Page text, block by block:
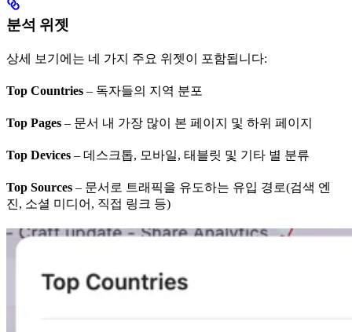
분석 위젯
상세 보기에는 네 가지 주요 위젯이 포함됩니다:
Top Countries – 독자들의 지역 분포
Top Pages – 문서 내 가장 많이 본 페이지 및 하위 페이지
Top Devices – 데스크톱, 모바일, 태블릿 및 기타 별 분류
Top Sources – 문서로 트래픽을 유도하는 유입 경로(검색 엔
진, 소셜 미디어, 직접 링크 등)